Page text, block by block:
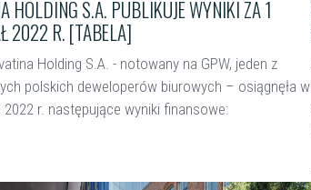
HOLDING S.A. PUBLIKUJE WYNIKI ZA 1
2022 R. [TABELA]
Holding S.A. - notowany na GPW, jeden z
polskich deweloperów biurowych – osiągnęła w
2022 r. następujące wyniki finansowe: